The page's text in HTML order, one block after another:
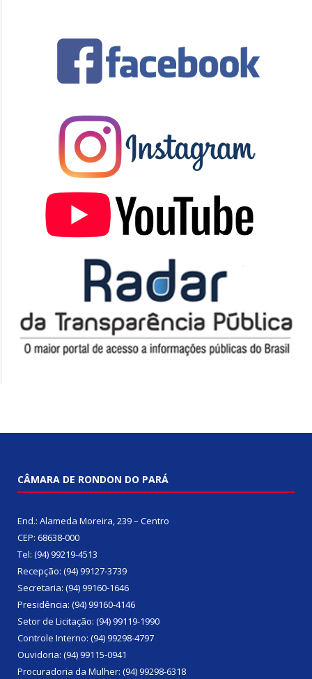
CÂMARA DE RONDON DO PARÁ
End.: Alameda Moreira, 239 – Centro
CEP: 68638-000
Tel: (94) 99219-4513
Recepção: (94) 99127-3739
Secretaria: (94) 99160-1646
Presidência: (94) 99160-4146
Setor de Licitação: (94) 99119-1990
Controle Interno: (94) 99298-4797
Ouvidoria: (94) 99115-0941
Procuradoria da Mulher: (94) 99298-6318